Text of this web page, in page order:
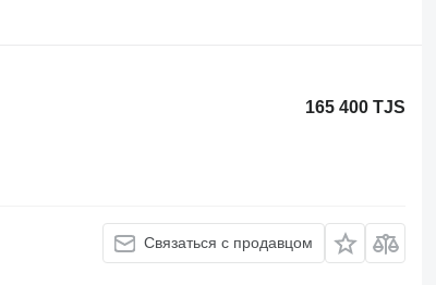
165 400 TJS
Связаться с продавцом